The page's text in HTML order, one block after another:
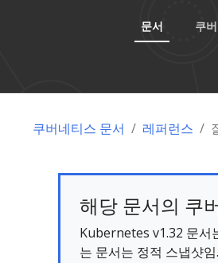
문서 쿠
쿠버네티스 문서 레퍼런스
해당 문서의 쿠
Kubernetes v1.32 문서
는 문서는 정적 스냅샷